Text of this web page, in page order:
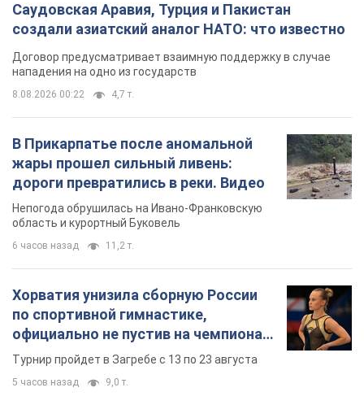
Саудовская Аравия, Турция и Пакистан
создали азиатский аналог НАТО: что известно
Договор предусматривает взаимную поддержку в случае
нападения на одно из государств
8.08.2026 00:22 4,7 т.
В Прикарпатье после аномальной
жары прошел сильный ливень:
дороги превратились в реки. Видео
Непогода обрушилась на Ивано-Франковскую
область и курортный Буковель
6 часов назад 11,2 т.
Хорватия унизила сборную России
по спортивной гимнастике,
официально не пустив на чемпионат
Европы основных спортсменов
Турнир пройдет в Загребе с 13 по 23 августа
5 часов назад 9,0 т.